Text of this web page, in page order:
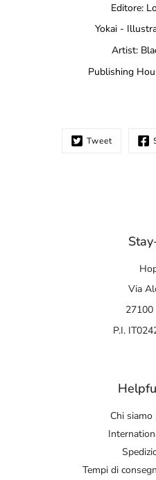
Editore:
Yokai -
Artist:
Publishing
Tweet
Via
27100
P.I.
Chi
Tempi di